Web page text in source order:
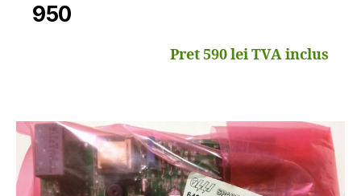
950
Pret 590 lei TVA inclus